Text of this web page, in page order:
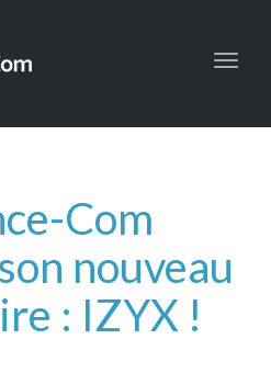
Com
nouveau
: IZYX !